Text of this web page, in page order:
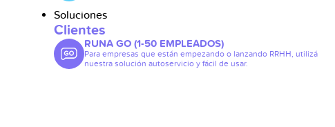
Soluciones
Clientes
RUNA GO (1-50 EMPLEADOS)
Para empresas que están empezando o lanzando RRHH, utilizá
nuestra solución autoservicio y fácil de usar.